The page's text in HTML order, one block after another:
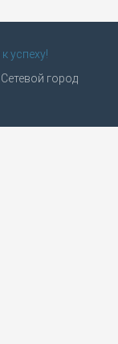
к успеху!
Сетевой город